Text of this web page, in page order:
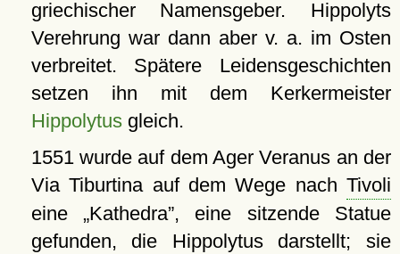
griechischer Namensgeber. Hippolyts
Verehrung war dann aber v. a. im Osten
verbreitet. Spätere Leidensgeschichten
setzen ihn mit dem Kerkermeister
Hippolytusgleich.
1551 wurde auf dem Ager Veranus an der
Via Tiburtina auf dem Wege nach Tivoli
eine Kathedra , eine sitzende Statue
gefunden, die Hippolytus darstellt; sie